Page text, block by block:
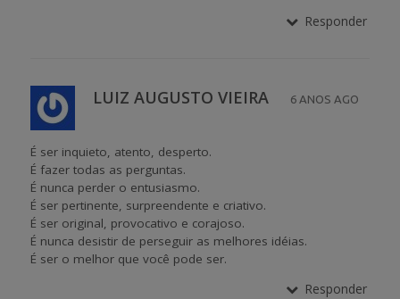
Responder
LUIZ AUGUSTO VIEIRA 6 ANOS AGO
É ser inquieto, atento, desperto.
É fazer todas as perguntas.
É nunca perder o entusiasmo.
É ser pertinente, surpreendente e criativo.
É ser original, provocativo e corajoso.
É nunca desistir de perseguir as melhores idéias.
É ser o melhor que você pode ser.
Responder